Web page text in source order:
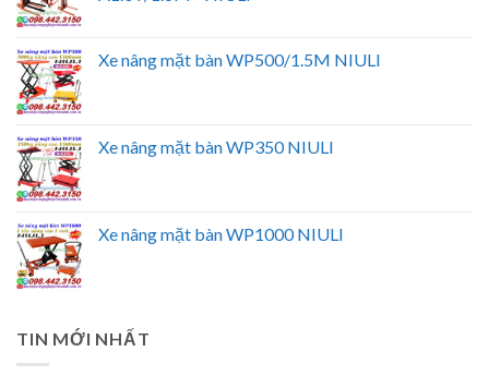
Xe nâng mặt bàn WP500/1.5M NIULI
Xe nâng mặt bàn WP350 NIULI
Xe nâng mặt bàn WP1000 NIULI
TIN MỚI NHẤT